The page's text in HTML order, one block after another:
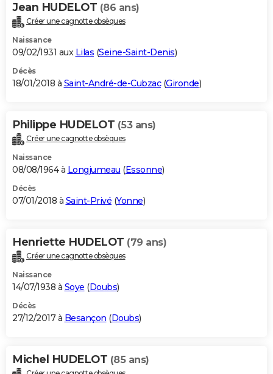
Jean HUDELOT (86 ans)
Créer une cagnotte obsèques
Naissance
09/02/1931 aux Lilas (Seine-Saint-Denis)
Décès
18/01/2018 à Saint-André-de-Cubzac(Gironde)
Philippe HUDELOT (53 ans)
Créer une cagnotte obsèques
Naissance
08/08/1964 à Longjumeau (Essonne)
Décès
07/01/2018 à Saint-Privé (Yonne)
Henriette HUDELOT (79 ans)
Créer une cagnotte obsèques
Naissance
14/07/1938 à Soye (Doubs)
Décès
27/12/2017 à Besançon (Doubs)
Michel HUDELOT (85 ans)